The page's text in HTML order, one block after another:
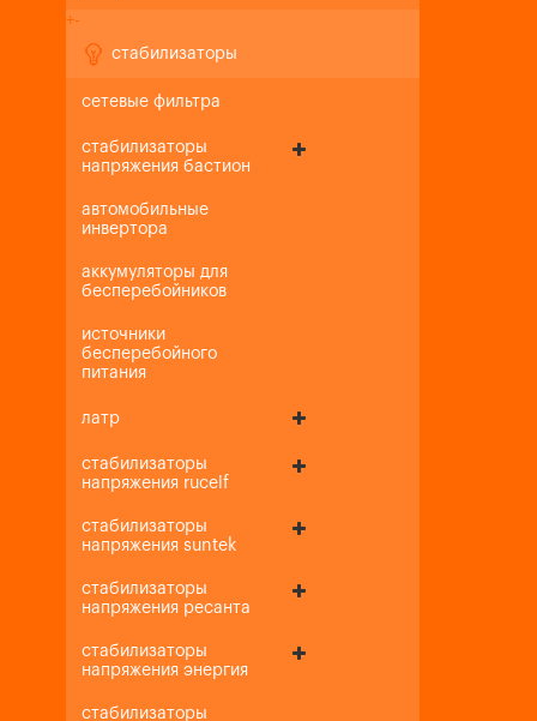
+-
стабилизаторы
сетевые фильтра
стабилизаторы
напряжения бастион
автомобильные
инвертора
аккумуляторы для
бесперебойников
источники
бесперебойного
питания
латр
стабилизаторы
напряжения rucelf
стабилизаторы
напряжения suntek
стабилизаторы
напряжения ресанта
стабилизаторы
напряжения энергия
стабилизаторы